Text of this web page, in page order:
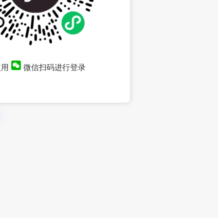
微信扫码进行登录